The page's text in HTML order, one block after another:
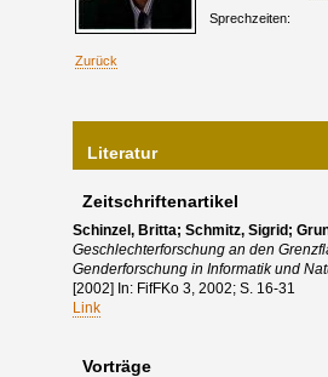
Sprechzeiten:
Zurück
Literatur
Zeitschriftenartikel
Schinzel, Britta; Schmitz, Sigrid;
Geschlechterforschung an den
Genderforschung in Informatik und
[2002] In: FifFKo 3, 2002; S. 16-31
Link
Vorträge